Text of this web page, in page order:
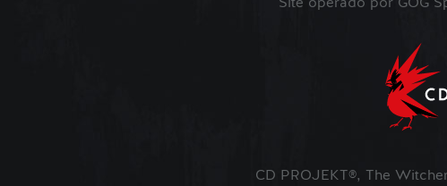
Site operado por GOG
CD PROJEKT®, The